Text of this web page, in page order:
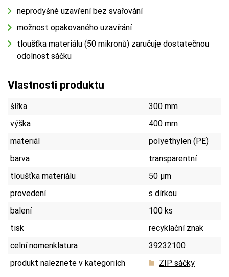
neprodyšné uzavření bez svařování
možnost opakovaného uzavírání
tloušťka materiálu (50 mikronů) zaručuje dostatečnou
odolnost sáčku
Vlastnosti produktu
šířka
300 mm
výška
400 mm
materiál
polyethylen (PE)
barva
transparentní
tloušťka materiálu
50 µm
provedení
s dírkou
balení
100 ks
tisk
recyklační znak
celní nomenklatura
39232100
produkt naleznete v kategoriích
ZIP sáčky